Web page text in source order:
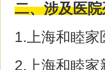
二、涉及医
1.上海和睦家
2.上海和睦家